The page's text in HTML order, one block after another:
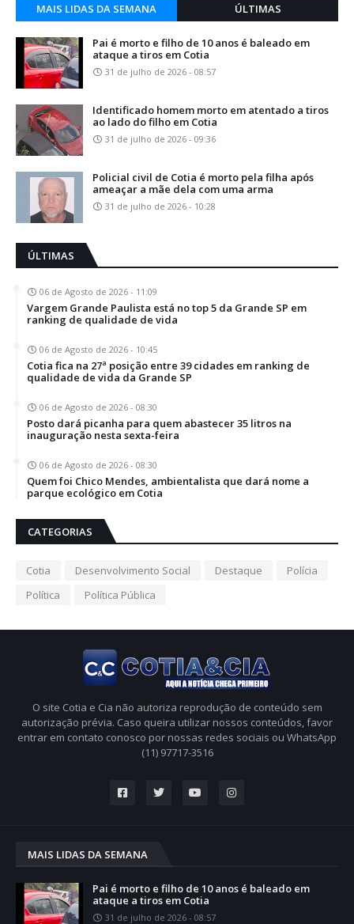
MAIS LIDAS DA SEMANA ÚLTIMAS
Pai é morto e filho de 10 anos é baleado em
ataque a tiros em Cotia
31 de julho de 2026 - 08:57
Identificado homem morto em atentado a tiros
ao lado do filho em Cotia
31 de julho de 2026 - 09:36
Policial civil de Cotia é morto pela filha após
ameaçar a mãe dela com uma arma
31 de julho de 2026 - 10:28
ÚLTIMAS
06 de Agosto de 2026 - 11:09
Vargem Grande Paulista está no top 5 da Grande SP em
ranking de qualidade de vida
06 de Agosto de 2026 - 10:45
Cotia fica na 27ª posição entre 39 cidades em ranking de
qualidade de vida da Grande SP
06 de Agosto de 2026 - 08:30
Posto dará picanha para quem abastecer 35 litros na
inauguração nesta sexta-feira
06 de Agosto de 2026 - 08:30
Quem foi Chico Mendes, ambientalista que dará nome a
parque ecológico em Cotia
CATEGORIAS
Cotia Desenvolvimento Social Destaque
Polícia
Política
Política Pública
O site Cotia e Cia não autoriza reprodução de conteúdo sem
autorização prévia. Caso queira utilizar nossos conteúdos, favor
entrar em contato conosco por nossas redes sociais ou WhatsApp
(11) 97717-3516
MAIS LIDAS DA SEMANA
Pai é morto e filho de 10 anos é baleado em
ataque a tiros em Cotia
31 de julho de 2026 - 08:57